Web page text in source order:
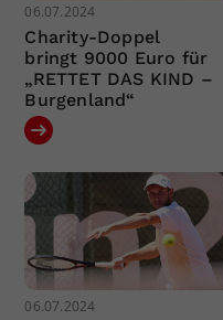
06.07.2024
Charity-Doppel
bringt 9000 Euro für
„RETTET DAS KIND –
Burgenland“
06.07.2024